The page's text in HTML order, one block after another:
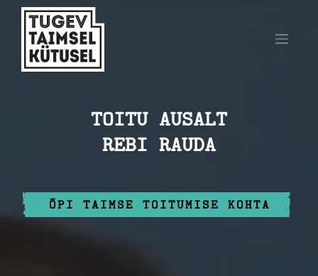
TOITU AUSALT
REBI RAUDA
ÕPI TAIMSE TOITUMISE KOHTA